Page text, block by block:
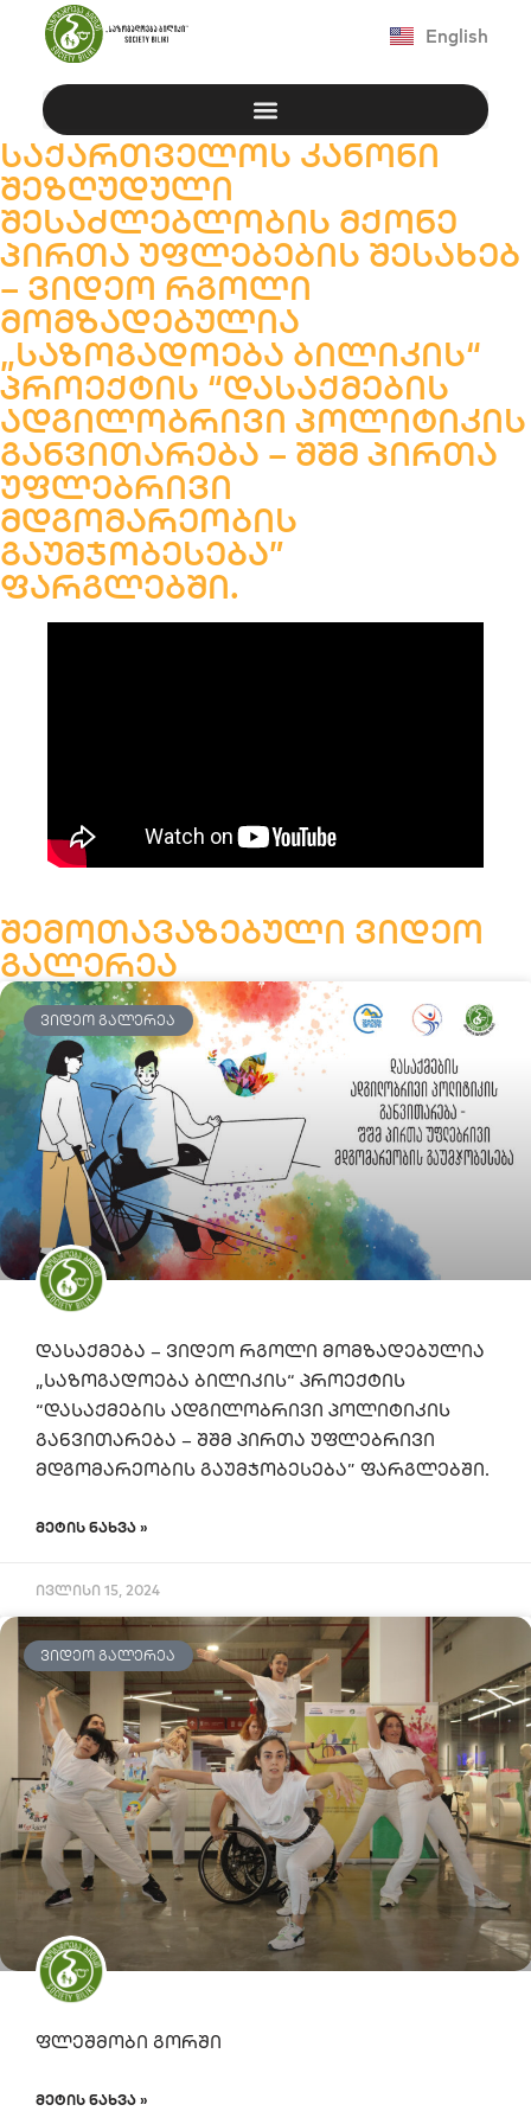
English
საქართველოს კანონი
შეზღუდული
შესაძლებლობის მქონე
პირთა უფლებების შესახებ
– ვიდეო რგოლი
მომზადებულია
„საზოგადოება ბილიკის“
პროექტის “დასაქმების
ადგილობრივი პოლიტიკის
განვითარება – შშმ პირთა
უფლებრივი
მდგომარეობის
გაუმჯობესება”
ფარგლებში.
შემოთავაზებული ვიდეო
გალერეა
ᲕᲘᲓᲔᲝ ᲒᲐᲚᲔᲠᲔᲐ
დასაქმება – ვიდეო რგოლი მომზადებულია
„საზოგადოება ბილიკის“ პროექტის
“დასაქმების ადგილობრივი პოლიტიკის
განვითარება – შშმ პირთა უფლებრივი
მდგომარეობის გაუმჯობესება” ფარგლებში.
ᲛᲔᲢᲘᲡ ᲜᲐᲮᲕᲐ »
ივლისი 15, 2024
ᲕᲘᲓᲔᲝ ᲒᲐᲚᲔᲠᲔᲐ
ფლეშმობი გორში
ᲛᲔᲢᲘᲡ ᲜᲐᲮᲕᲐ »